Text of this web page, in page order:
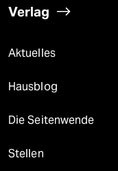
Verlag
Aktuelles
Hausblog
Die Seitenwende
Stellen